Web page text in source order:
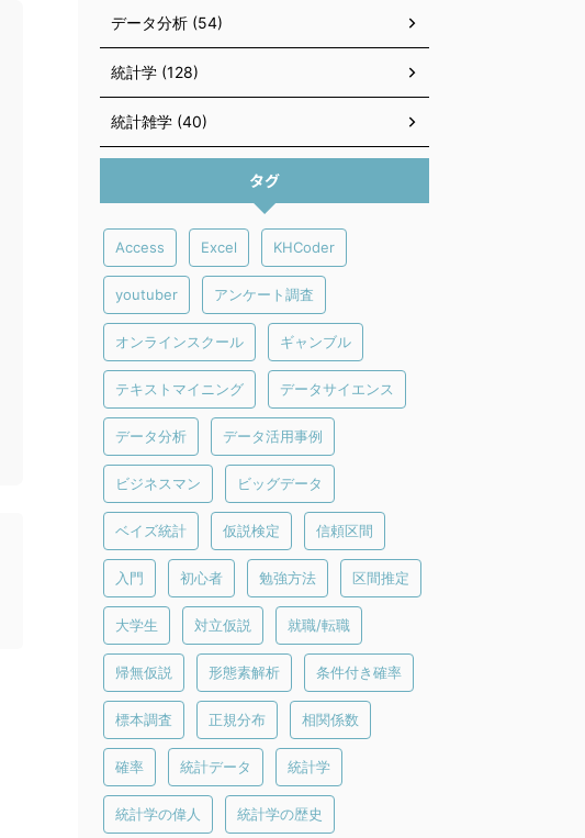
データ分析 (54)
統計学 (128)
統計雑学 (40)
タグ
Access Excel KHCoder
youtuber アンケート調査
オンラインスクール ギャンブル
テキストマイニング データサイエンス
データ分析 データ活用事例
ビジネスマン ビッグデータ
ベイズ統計 仮説検定 信頼区間
入門 初心者 勉強方法 区間推定
大学生 対立仮説 就職/転職
帰無仮説 形態素解析 条件付き確率
標本調査 正規分布 相関係数
確率 統計データ 統計学
統計学の偉人 統計学の歴史